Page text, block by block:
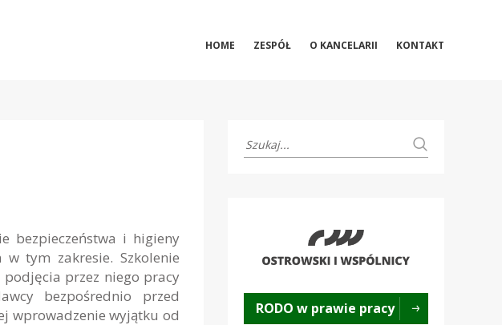
HOME ZESPÓŁ O KANCELARII KONTAKT
bezpieczeństwa i higieny
tym zakresie. Szkolenie
przez niego pracy
bezpośrednio przed
wprowadzenie wyjątku od
RODO w prawie pracy